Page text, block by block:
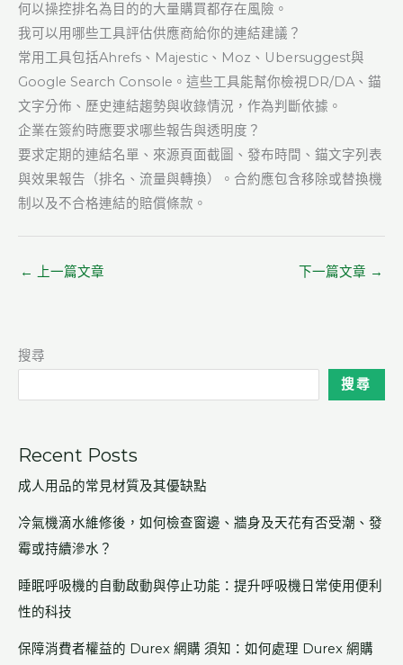
何以操控排名為目的的大量購買都存在風險。
我可以用哪些工具評估供應商給你的連結建議？
常用工具包括Ahrefs、Majestic、Moz、Ubersuggest與
Google Search Console。這些工具能幫你檢視DR/DA、錨
文字分佈、歷史連結趨勢與收錄情況，作為判斷依據。
企業在簽約時應要求哪些報告與透明度？
要求定期的連結名單、來源頁面截圖、發布時間、錨文字列表
與效果報告（排名、流量與轉換）。合約應包含移除或替換機
制以及不合格連結的賠償條款。
← 上一篇文章 下一篇文章 →
搜尋
搜尋
Recent Posts
成人用品的常見材質及其優缺點
冷氣機滴水維修後，如何檢查窗邊、牆身及天花有否受潮、發
霉或持續滲水？
睡眠呼吸機的自動啟動與停止功能：提升呼吸機日常使用便利
性的科技
保障消費者權益的 Durex 網購 須知：如何處理 Durex 網購